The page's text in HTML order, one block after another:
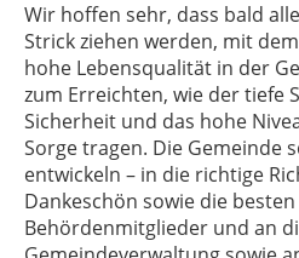
Wir hoffen sehr, dass bald
Strick ziehen werden, mit
hohe Lebensqualität in der
zum Erreichten, wie der tiefe
Sicherheit und das hohe
Sorge tragen. Die Gemeinde
entwickeln – in die richtige
Dankeschön sowie die
Behördenmitglieder und an